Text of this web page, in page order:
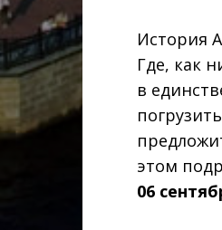
История
Где, как
в
этом
06